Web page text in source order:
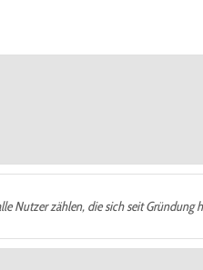
Nutzer zählen, die sich seit Gründung